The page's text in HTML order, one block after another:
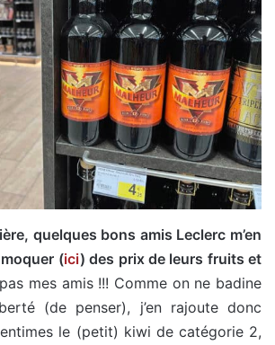
quelques bons amis Leclerc m’en
(ici) des prix de leurs fruits et
mes amis !!! Comme on ne badine
(de penser), j’en rajoute donc
le (petit) kiwi de catégorie 2,